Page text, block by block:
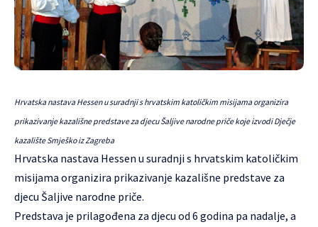
Hrvatska nastava Hessen u suradnji s hrvatskim katoličkim misijama organizira
prikazivanje kazališne predstave za djecu Šaljive narodne priče koje izvodi Dječje
kazalište Smješko iz Zagreba
Hrvatska nastava Hessen u suradnji s hrvatskim katoličkim
misijama organizira prikazivanje kazališne predstave za
djecu Šaljive narodne priče.
Predstava je prilagođena za djecu od 6 godina pa nadalje, a